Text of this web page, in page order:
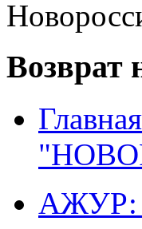
Возврат
АЖУР: